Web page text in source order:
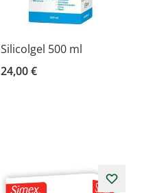
Silicolgel 500 ml
24,00 €